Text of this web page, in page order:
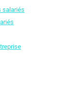
salariés